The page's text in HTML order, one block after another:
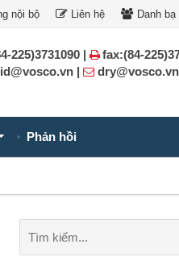
nội bộ Liên hệ Danh bạ
Phản hồi
225)3731090 |
fax:(84-
|
dry@vosco.vn
kiếm: